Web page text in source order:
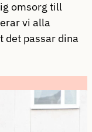
omsorg till
vi alla
det passar dina